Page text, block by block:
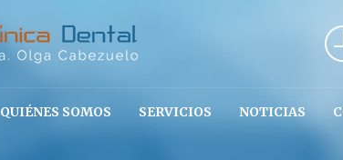
QUIÉNES SOMOS SERVICIOS NOTICIAS